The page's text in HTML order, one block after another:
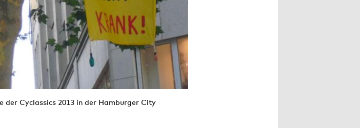
der Cyclassics 2013 in der Hamburger City